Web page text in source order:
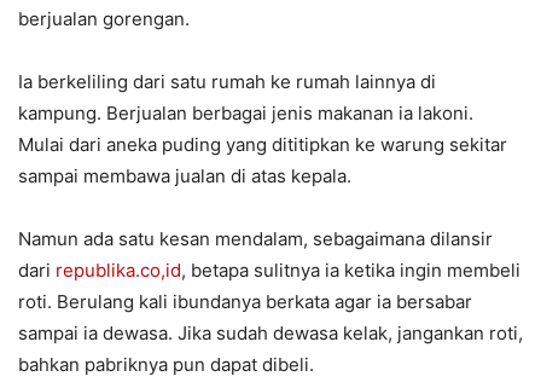
berjualan gorengan.
Ia berkeliling dari satu rumah ke rumah lainnya di
kampung. Berjualan berbagai jenis makanan ia lakoni.
Mulai dari aneka puding yang dititipkan ke warung sekitar
sampai membawa jualan di atas kepala.
Namun ada satu kesan mendalam, sebagaimana dilansir
dari republika.co,id, betapa sulitnya ia ketika ingin membeli
roti. Berulang kali ibundanya berkata agar ia bersabar
sampai ia dewasa. Jika sudah dewasa kelak, jangankan roti,
bahkan pabriknya pun dapat dibeli.